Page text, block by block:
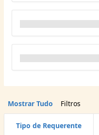
Mostrar Tudo Filtros
Tipo de Requerente